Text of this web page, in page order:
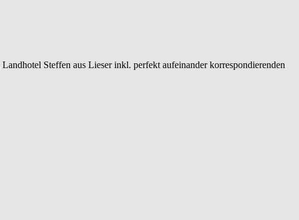
Steffen aus Lieser inkl. perfekt aufeinander korrespondierenden